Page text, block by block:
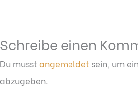
Schreibe einen
Du musst angemeldet sein, um
abzugeben.